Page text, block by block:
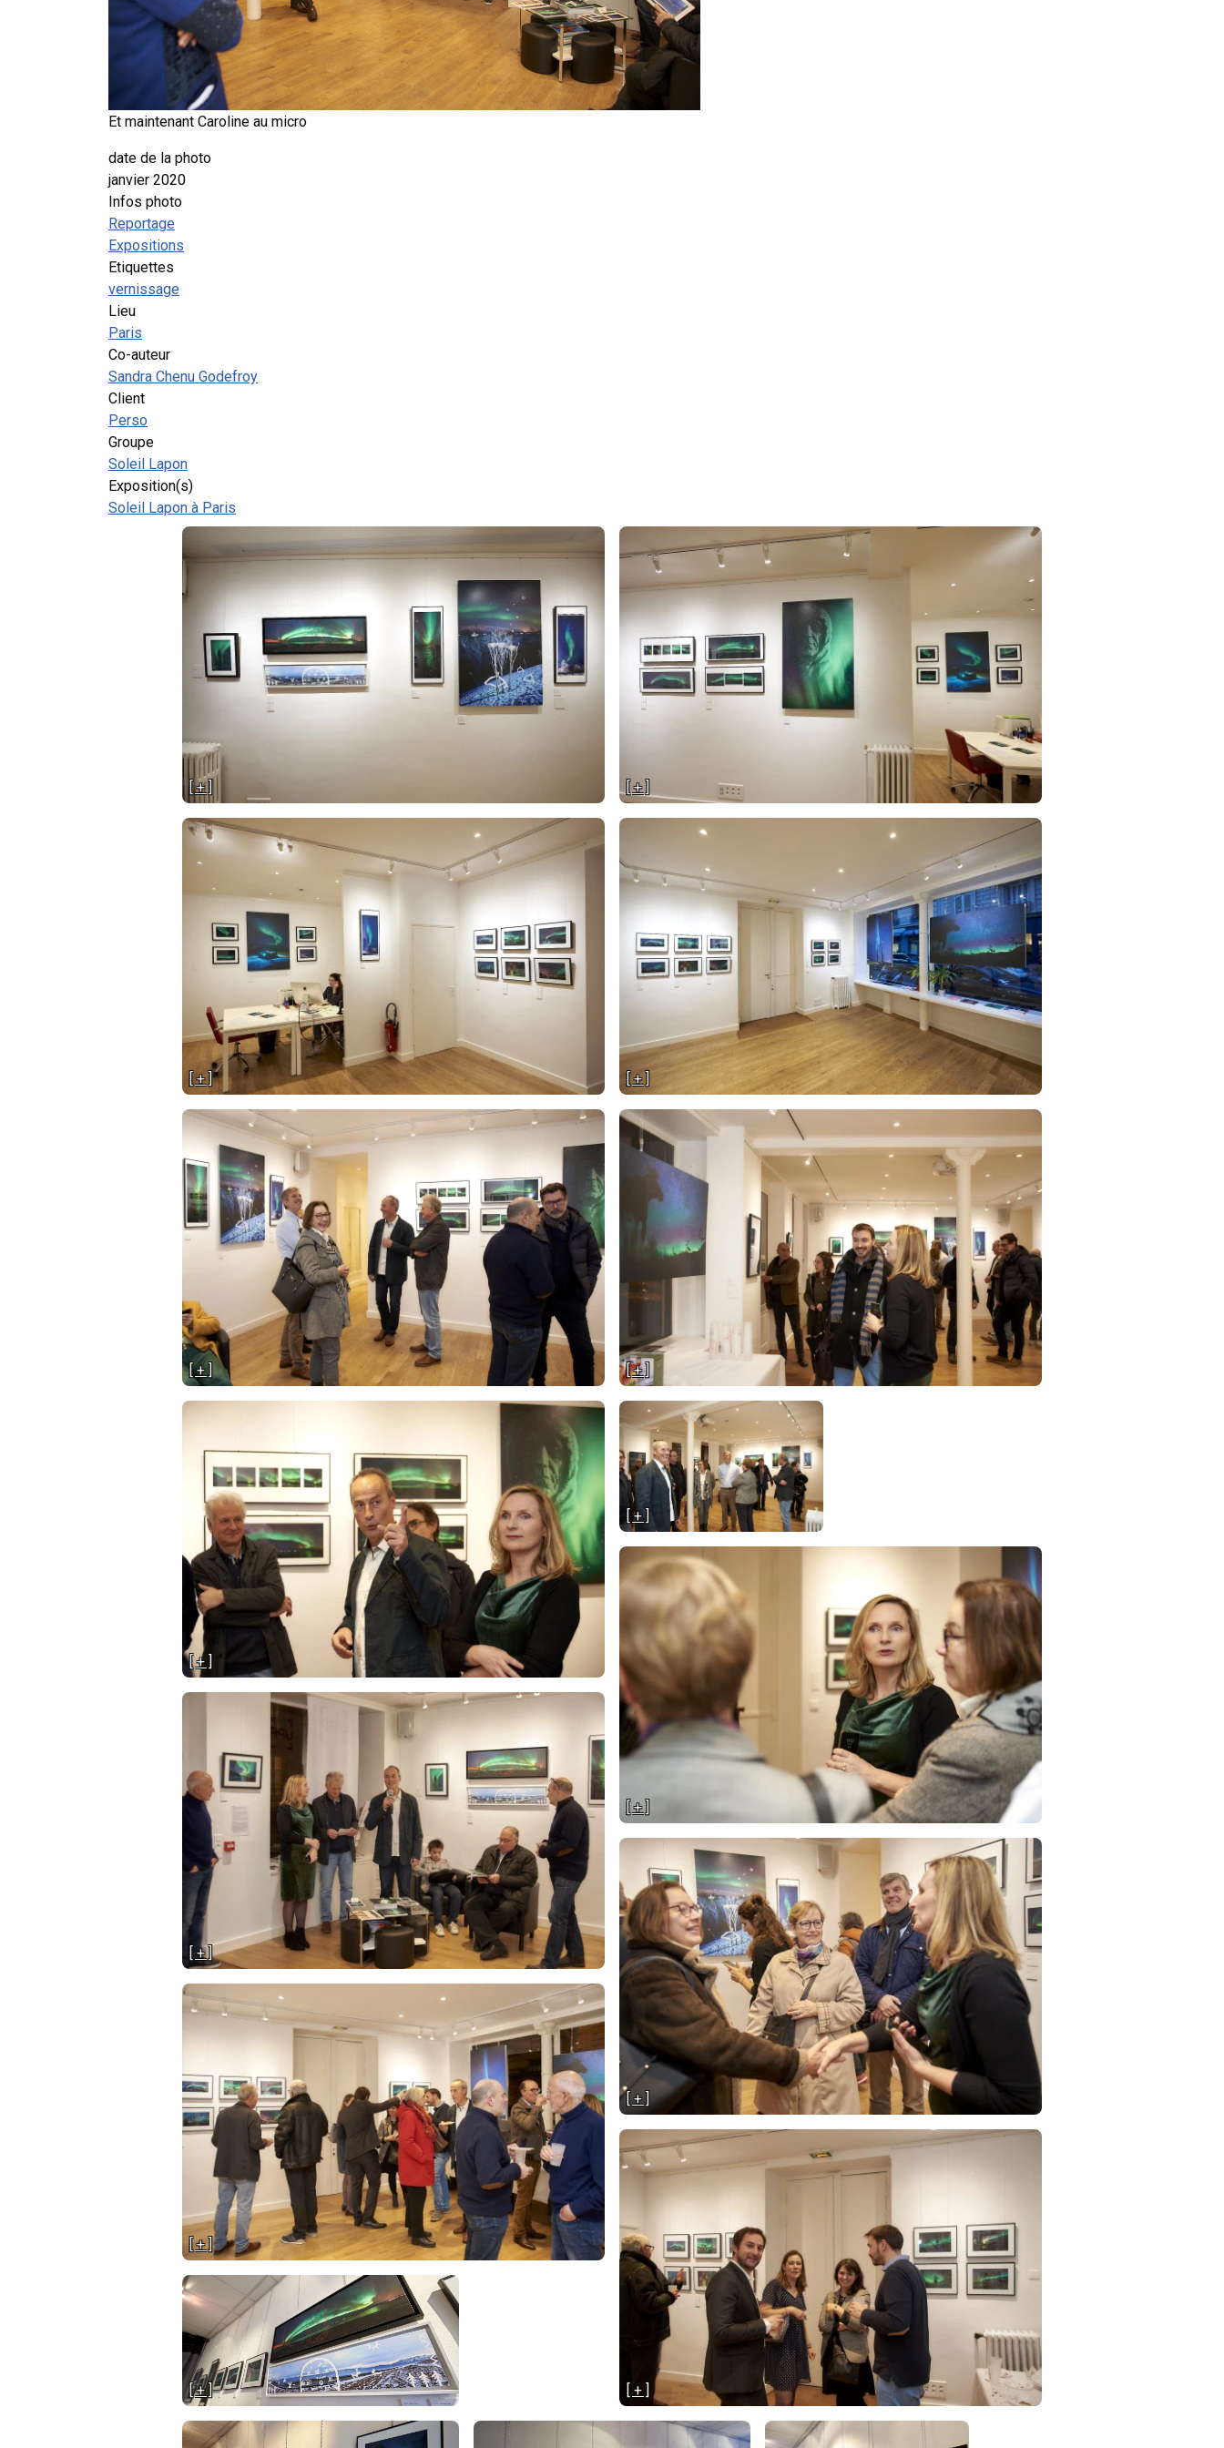
Et maintenant Caroline au micro
date de la photo
janvier 2020
Infos photo
Reportage
Expositions
Etiquettes
vernissage
Lieu
Paris
Co-auteur
Sandra Chenu Godefroy
Client
Perso
Groupe
Soleil Lapon
Exposition(s)
Soleil Lapon à Paris
[ + ] [ + ]
[ + ] [ + ]
[ + ] [ + ]
[ + ]
[ + ]
[ + ]
[ + ]
[ + ]
[ + ]
[ + ]
[ + ]